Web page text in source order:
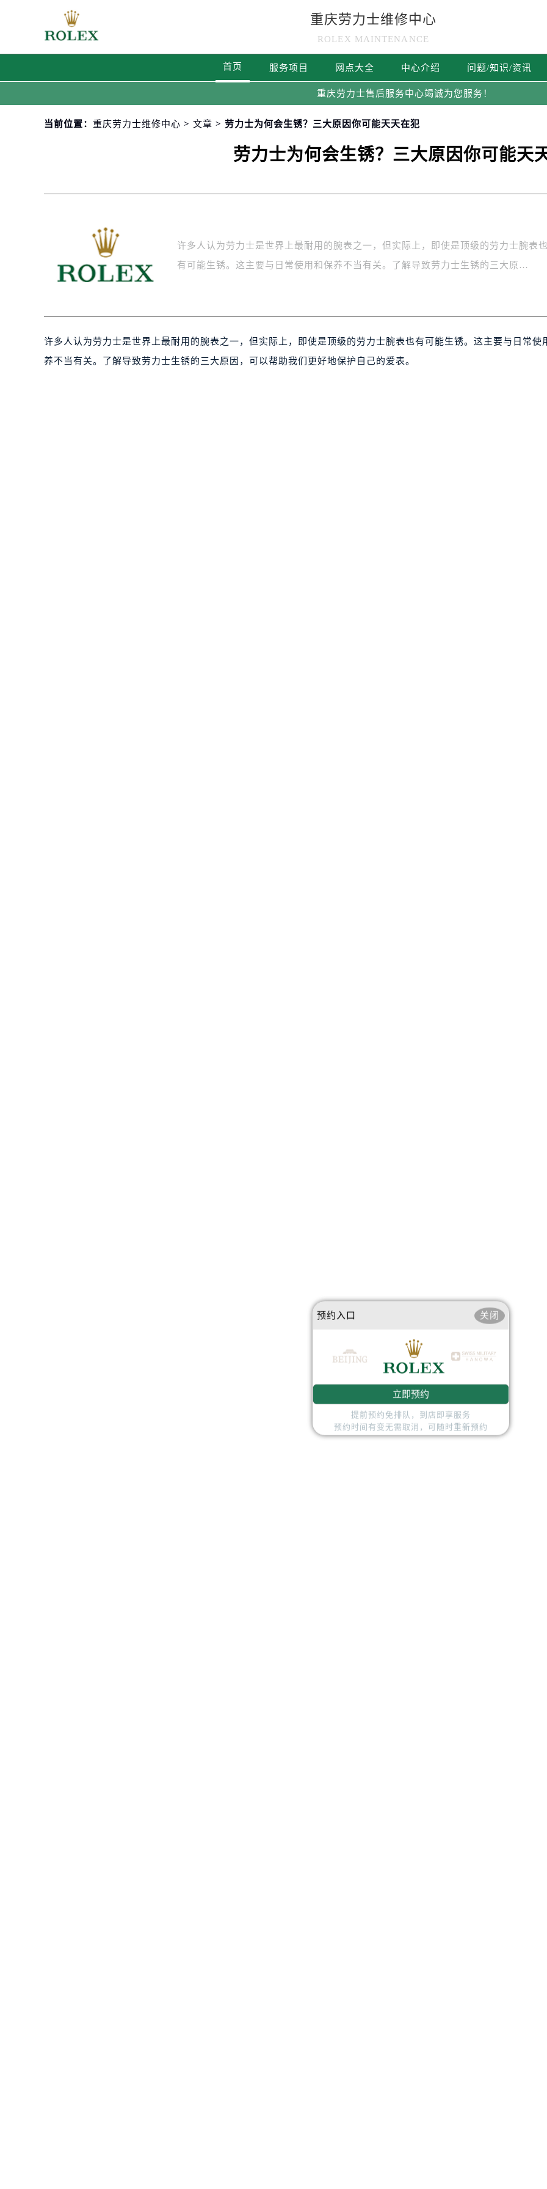
重庆劳力士维修中心
ROLEX MAINTENANCE
首页 服务项目 网点大全 中心介绍 问题/知识/资讯
重庆劳力士售后服务中心竭诚为您服务！
当前位置： 重庆劳力士维修中心 > 文章 > 劳力士为何会生锈？三大原因你可能天天在犯
劳力士为何会生锈？三大原因你可能天
许多人认为劳力士是世界上最耐用的腕表之一，但实际上，即使是顶级的劳力士腕表
有可能生锈。这主要与日常使用和保养不当有关。了解导致劳力士生锈的三大原…
许多人认为劳力士是世界上最耐用的腕表之一，但实际上，即使是顶级的劳力士腕表也有可能生锈。这主要与日常使
养不当有关。了解导致劳力士生锈的三大原因，可以帮助我们更好地保护自己的爱表。
预约入口 关闭
立即预约
提前预约免排队，到店即享服务
预约时间有变无需取消，可随时重新预约